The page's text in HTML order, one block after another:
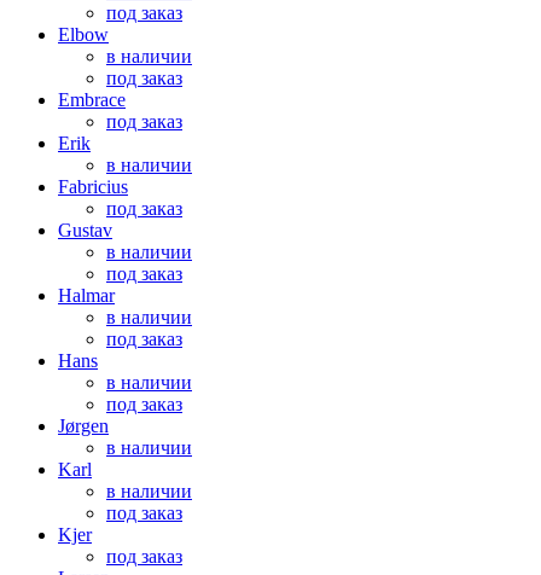
под заказ
Elbow
в наличии
под заказ
Embrace
под заказ
Erik
в наличии
Fabricius
под заказ
Gustav
в наличии
под заказ
Halmar
в наличии
под заказ
Hans
в наличии
под заказ
Jørgen
в наличии
Karl
в наличии
под заказ
Kjer
под заказ